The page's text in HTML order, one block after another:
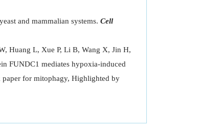
and mammalian systems. Cell
Huang L, Xue P, Li B, Wang X, Jin H,
FUNDC1 mediates hypoxia-induced
for mitophagy, Highlighted by